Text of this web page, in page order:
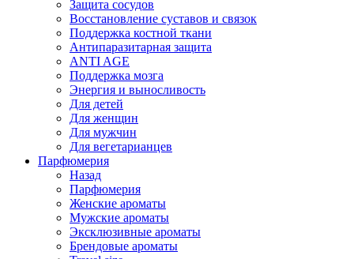
Защита сосудов
Восстановление суставов и связок
Поддержка костной ткани
Антипаразитарная защита
ANTI AGE
Поддержка мозга
Энергия и выносливость
Для детей
Для женщин
Для мужчин
Для вегетарианцев
Парфюмерия
Назад
Парфюмерия
Женские ароматы
Мужские ароматы
Эксклюзивные ароматы
Брендовые ароматы